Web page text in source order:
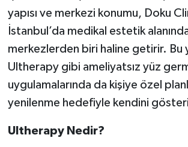
yapısı ve merkezi konumu, Doku
İstanbul’da medikal estetik
merkezlerden biri haline getirir. Bu
Ultherapy gibi ameliyatsız yüz
uygulamalarında da kişiye özel
yenilenme hedefiyle kendini
Ultherapy Nedir?